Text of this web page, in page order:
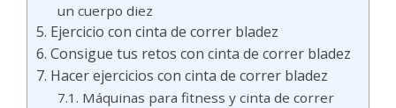
un cuerpo diez
Ejercicio con cinta de correr bladez
Consigue tus retos con cinta de correr bladez
Hacer ejercicios con cinta de correr bladez
Máquinas para fitness y cinta de correr